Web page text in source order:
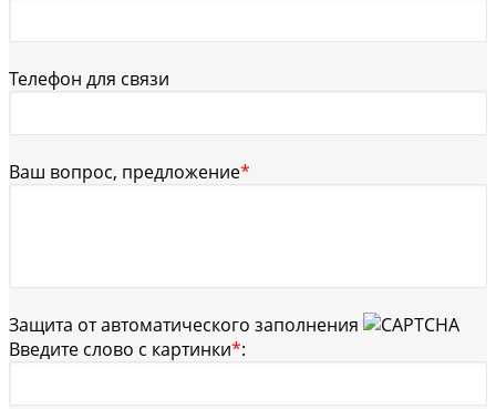
Телефон для связи
Ваш вопрос, предложение*
Защита от автоматического заполнения
Введите слово с картинки*: